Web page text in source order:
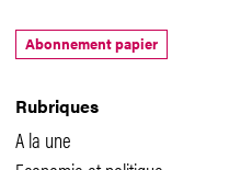
Rubriques
A la une
Abonnement papier